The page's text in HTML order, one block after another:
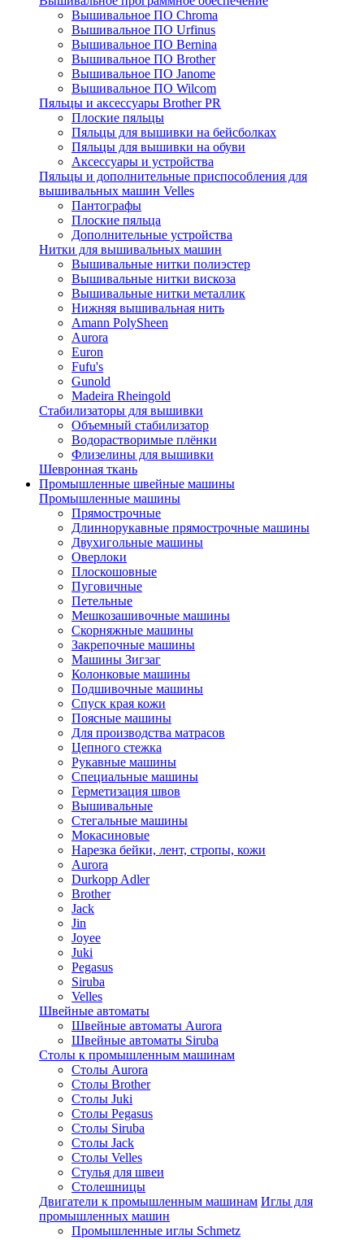
Вышивальное ПО Chroma
Вышивальное ПО Urfinus
Вышивальное ПО Bernina
Вышивальное ПО Brother
Вышивальное ПО Janome
Вышивальное ПО Wilcom
Пяльцы и аксессуары Brother PR
Плоские пяльцы
Пяльцы для вышивки на бейсболках
Пяльцы для вышивки на обуви
Аксессуары и устройства
Пяльцы и дополнительные приспособления для
вышивальных машин Velles
Пантографы
Плоские пяльца
Дополнительные устройства
Нитки для вышивальных машин
Вышивальные нитки полиэстер
Вышивальные нитки вискоза
Вышивальные нитки металлик
Нижняя вышивальная нить
Amann PolySheen
Aurora
Euron
Fufu's
Gunold
Madeira Rheingold
Стабилизаторы для вышивки
Объемный стабилизатор
Водорастворимые плёнки
Флизелины для вышивки
Шевронная ткань
Промышленные швейные машины
Промышленные машины
Прямострочные
Длиннорукавные прямострочные машины
Двухигольные машины
Оверлоки
Плоскошовные
Пуговичные
Петельные
Мешкозашивочные машины
Скорняжные машины
Закрепочные машины
Машины Зигзаг
Колонковые машины
Подшивочные машины
Спуск края кожи
Поясные машины
Для производства матрасов
Цепного стежка
Рукавные машины
Специальные машины
Герметизация швов
Вышивальные
Стегальные машины
Мокасиновые
Нарезка бейки, лент, стропы, кожи
Aurora
Durkopp Adler
Brother
Jack
Jin
Joyee
Juki
Pegasus
Siruba
Velles
Швейные автоматы
Швейные автоматы Aurora
Швейные автоматы Siruba
Столы к промышленным машинам
Столы Aurora
Столы Brother
Столы Juki
Столы Pegasus
Столы Siruba
Столы Jack
Столы Velles
Стулья для швеи
Столешницы
Двигатели к промышленным машинам Иглы для
промышленных машин
Промышленные иглы Schmetz